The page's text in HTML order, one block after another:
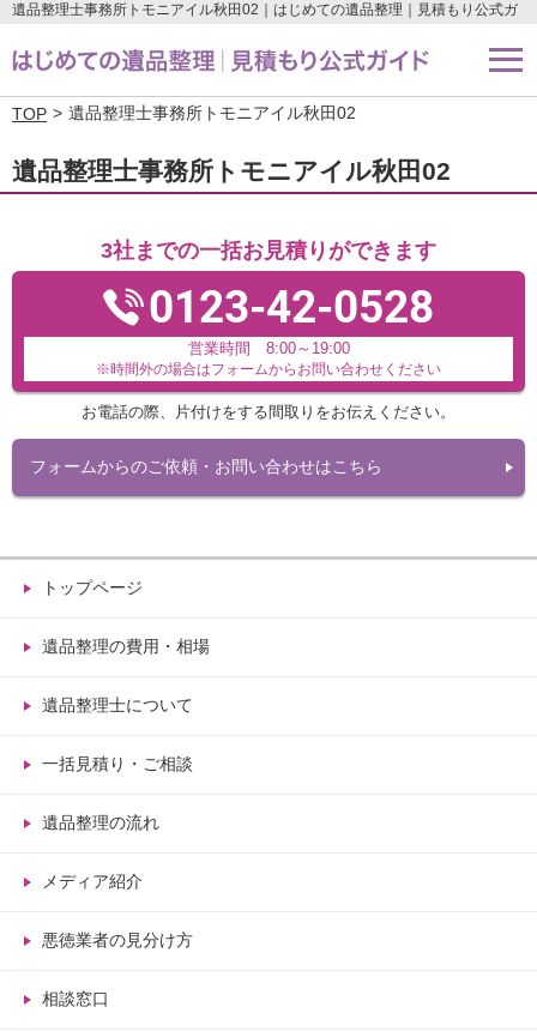
遺品整理士事務所トモニアイル秋田02｜はじめての遺品整理｜見積もり公式ガ
TOP 遺品整理士事務所トモニアイル秋田02
遺品整理士事務所トモニアイル秋田02
3社までの一括お見積りができます
0123-42-0528
営業時間 8:00～19:00
※時間外の場合はフォームからお問い合わせください
お電話の際、片付けをする間取りをお伝えください。
フォームからのご依頼・お問い合わせはこちら
トップページ
遺品整理の費用・相場
遺品整理士について
一括見積り・ご相談
遺品整理の流れ
メディア紹介
悪徳業者の見分け方
相談窓口